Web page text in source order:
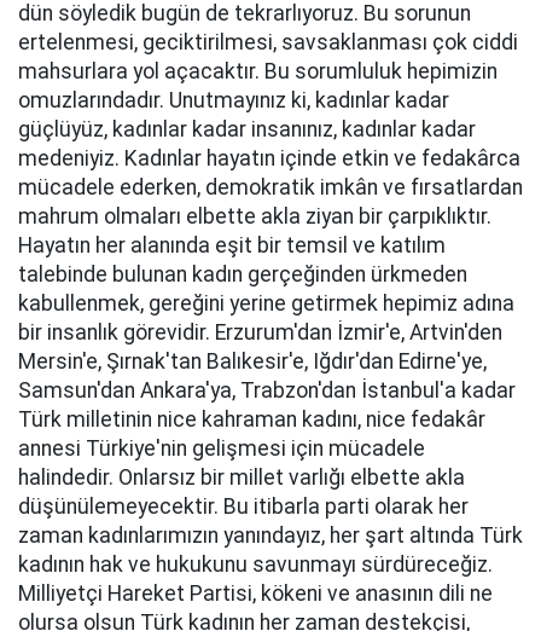
dün söyledik bugün de tekrarlıyoruz. Bu sorunun
ertelenmesi, geciktirilmesi, savsaklanması çok ciddi
mahsurlara yol açacaktır. Bu sorumluluk hepimizin
omuzlarındadır. Unutmayınız ki, kadınlar kadar
güçlüyüz, kadınlar kadar insanınız, kadınlar kadar
medeniyiz. Kadınlar hayatın içinde etkin ve fedakârca
mücadele ederken, demokratik imkân ve fırsatlardan
mahrum olmaları elbette akla ziyan bir çarpıklıktır.
Hayatın her alanında eşit bir temsil ve katılım
talebinde bulunan kadın gerçeğinden ürkmeden
kabullenmek, gereğini yerine getirmek hepimiz adına
bir insanlık görevidir. Erzurum'dan İzmir'e, Artvin'den
Mersin'e, Şırnak'tan Balıkesir'e, Iğdır'dan Edirne'ye,
Samsun'dan Ankara'ya, Trabzon'dan İstanbul'a kadar
Türk milletinin nice kahraman kadını, nice fedakâr
annesi Türkiye'nin gelişmesi için mücadele
halindedir. Onlarsız bir millet varlığı elbette akla
düşünülemeyecektir. Bu itibarla parti olarak her
zaman kadınlarımızın yanındayız, her şart altında Türk
kadının hak ve hukukunu savunmayı sürdüreceğiz.
Milliyetçi Hareket Partisi, kökeni ve anasının dili ne
olursa olsun Türk kadının her zaman destekçisi,